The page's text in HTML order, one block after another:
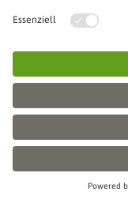
Europäische Union
Die
gesammelten Daten
Daten müssen
Verarbeitungszwecke
Die
Daten ab. Jeder
Analytics Daten